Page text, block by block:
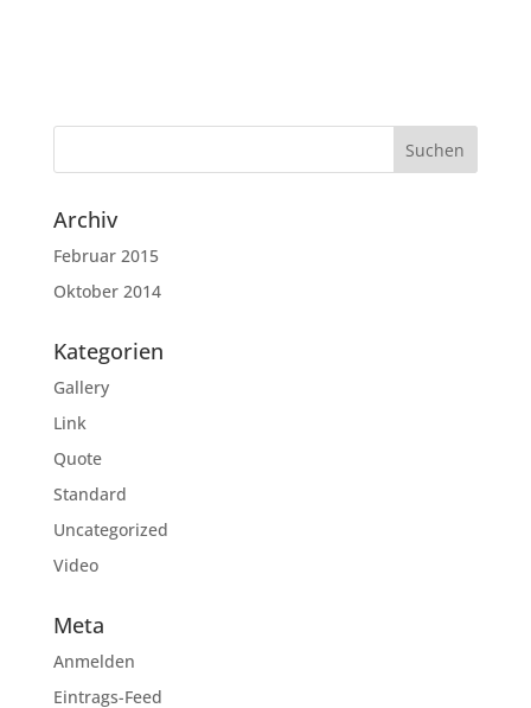
Archiv
Februar 2015
Oktober 2014
Kategorien
Gallery
Link
Quote
Standard
Uncategorized
Video
Meta
Anmelden
Eintrags-Feed